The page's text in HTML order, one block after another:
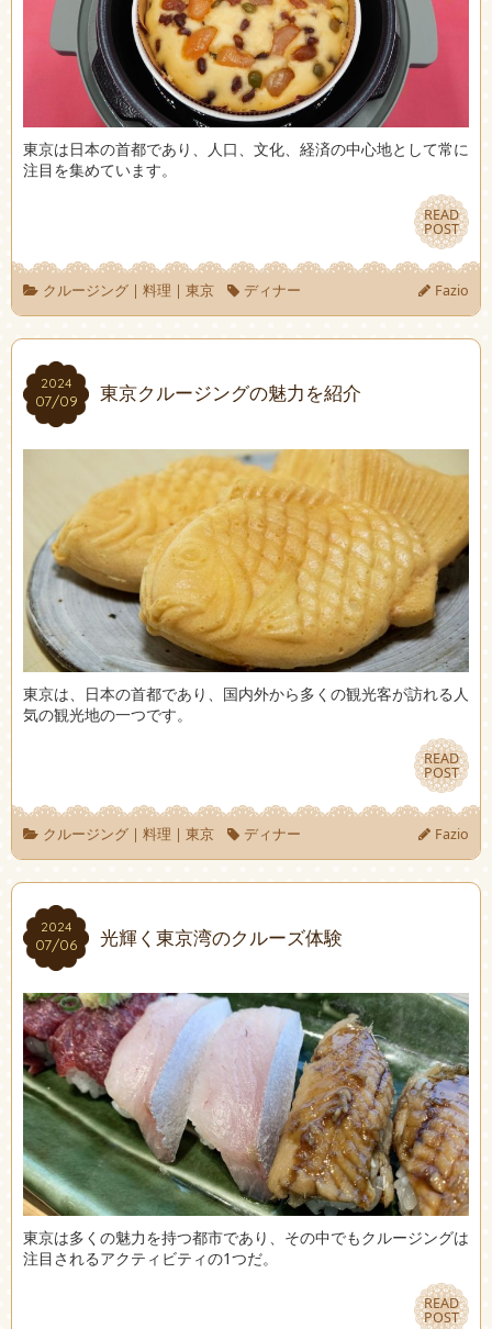
東京は日本の首都であり、人口、文化、経済の中心地として常に
注目を集めています。
READ
POST
READ
POST
クルージング| 料理 | 東京 ディナー Fazio
2024
07/09
2024
07/09 東京クルージングの魅力を紹介
東京は、日本の首都であり、国内外から多くの観光客が訪れる人
気の観光地の一つです。
READ
POST
READ
POST
クルージング| 料理 | 東京 ディナー Fazio
2024
07/06
2024
07/06 光輝く東京湾のクルーズ体験
東京は多くの魅力を持つ都市であり、その中でもクルージングは
注目されるアクティビティの1つだ。
READ
POST
READ
POST